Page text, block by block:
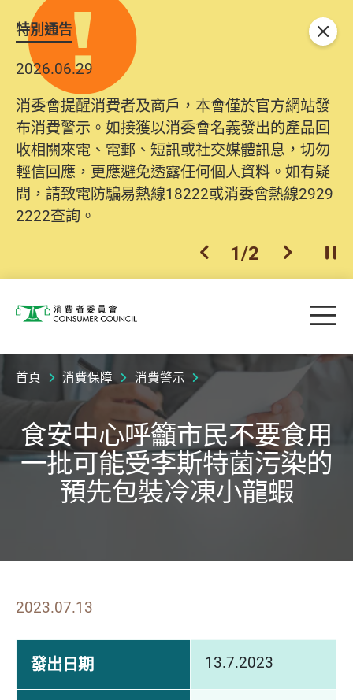
特別通告
2026.06.29
消委會提醒消費者及商戶，本會僅於官方網站發
布消費警示。如接獲以消委會名義發出的產品回
收相關來電、電郵、短訊或社交媒體訊息，切勿
輕信回應，更應避免透露任何個人資料。如有疑
問，請致電防騙易熱線18222或消委會熱線2929
2222查詢。
上一個
1/2 下一個開
關閉
消費者委員會 目
首頁 消費保障 消費警示
食安中心呼籲市民不要食用
一批可能受李斯特菌污染的
預先包裝冷凍小龍蝦
2023.07.13
發出日期 13.7.2023